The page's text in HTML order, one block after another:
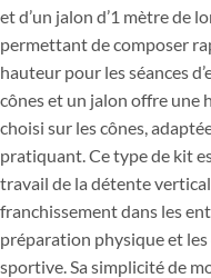
et d’un jalon d’1 mètre de
permettant de composer
hauteur pour les séances
cônes et un jalon offre une
choisi sur les cônes,
pratiquant. Ce type de kit
travail de la détente
franchissement dans les
préparation physique et
sportive. Sa simplicité de